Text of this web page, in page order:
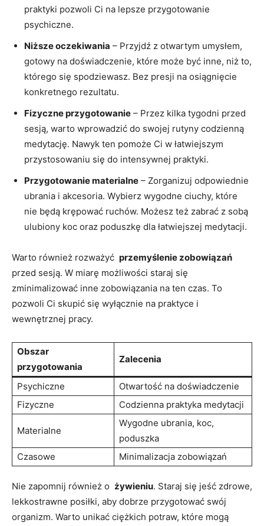
⁢praktyki pozwoli Ci na lepsze przygotowanie
psychiczne.
Niższe‍ oczekiwania ⁤– Przyjdź‍ z⁢ otwartym umysłem,
⁤gotowy na doświadczenie, które może ⁣być inne,‌ niż to,
którego się‍ spodziewasz. Bez presji na osiągnięcie
konkretnego rezultatu.
Fizyczne przygotowanie – Przez kilka tygodni przed
sesją,​ warto⁤ wprowadzić do swojej rutyny codzienną
medytację.‌ Nawyk ten pomoże Ci w łatwiejszym
przystosowaniu się do intensywnej praktyki.
Przygotowanie materialne – Zorganizuj odpowiednie
⁤ubrania i akcesoria. Wybierz wygodne ciuchy, ​które
nie ⁤będą krępować ruchów.⁤ Możesz też zabrać z ⁣sobą
ulubiony koc​ oraz poduszkę dla łatwiejszej medytacji.
Warto ⁣również rozważyć ​ przemyślenie zobowiązań
przed sesją. ​W miarę możliwości staraj się
zminimalizować inne zobowiązania na ten czas. To‍
pozwoli Ci skupić‌ się wyłącznie na praktyce i
wewnętrznej pracy.
Obszar
przygotowania
Zalecenia
Psychiczne
Otwartość na doświadczenie
Fizyczne
Codzienna praktyka medytacji
Materialne
Wygodne ubrania, koc,
poduszka
Czasowe
Minimalizacja zobowiązań
Nie zapomnij również o ​ żywieniu. Staraj się​ jeść zdrowe,
lekkostrawne posiłki,⁢ aby dobrze przygotować swój
organizm. Warto unikać ‌ciężkich‌ potraw, które mogą